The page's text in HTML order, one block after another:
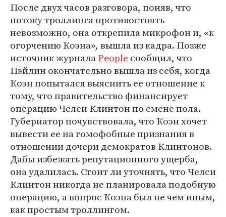
После двух часов разговора, поняв, что
потоку троллинга противостоять
невозможно, она открепила микрофон и, «к
огорчению Коэна», вышла из кадра. Позже
источник журналаPeople сообщил, что
Пэйлин окончательно вышла из себя, когда
Коэн попытался выяснить ее отношение к
тому, что правительство финансирует
операцию Челси Клинтон по смене пола.
Губернатор почувствовала, что Коэн хочет
вывести ее на гомофобные признания в
отношении дочери демократов Клинтонов.
Дабы избежать репутационного ущерба,
она удалилась. Стоит ли уточнять, что Челси
Клинтон никогда не планировала подобную
операцию, а вопрос Коэна был не чем иным,
как простым троллингом.